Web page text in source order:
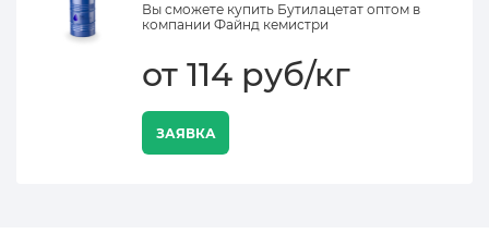
Вы сможете купить Бутилацетат оптом в
компании Файнд кемистри
от 114 руб/кг
ЗАЯВКА